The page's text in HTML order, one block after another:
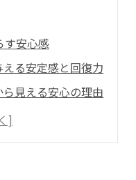
す安心感
る安定感と回復力
見える安心の理由
穏やかな効果とは
トと安心体験